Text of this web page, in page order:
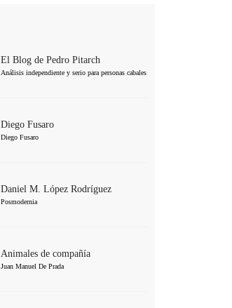
El Blog de Pedro Pitarch
Análisis independiente y serio para personas cabales
Diego Fusaro
Diego Fusaro
Daniel M. López Rodríguez
Posmodernia
Animales de compañía
Juan Manuel De Prada